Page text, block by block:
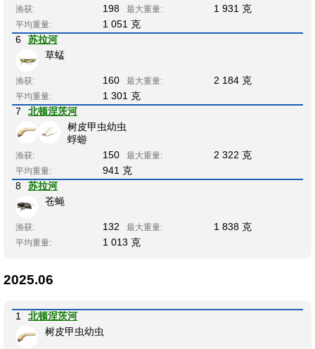
渔获: 198 最大重量: 1 931 克
平均重量:
1 051 克
6
苏拉河
草蜢
渔获: 160 最大重量: 2 184 克
平均重量:
1 301 克
7
北顿涅茨河
树皮甲虫幼虫
蜉蝣
渔获: 150 最大重量: 2 322 克
平均重量:
941 克
8
苏拉河
苍蝇
渔获: 132 最大重量: 1 838 克
平均重量: 1 013 克
2025.06
1
北顿涅茨河
树皮甲虫幼虫